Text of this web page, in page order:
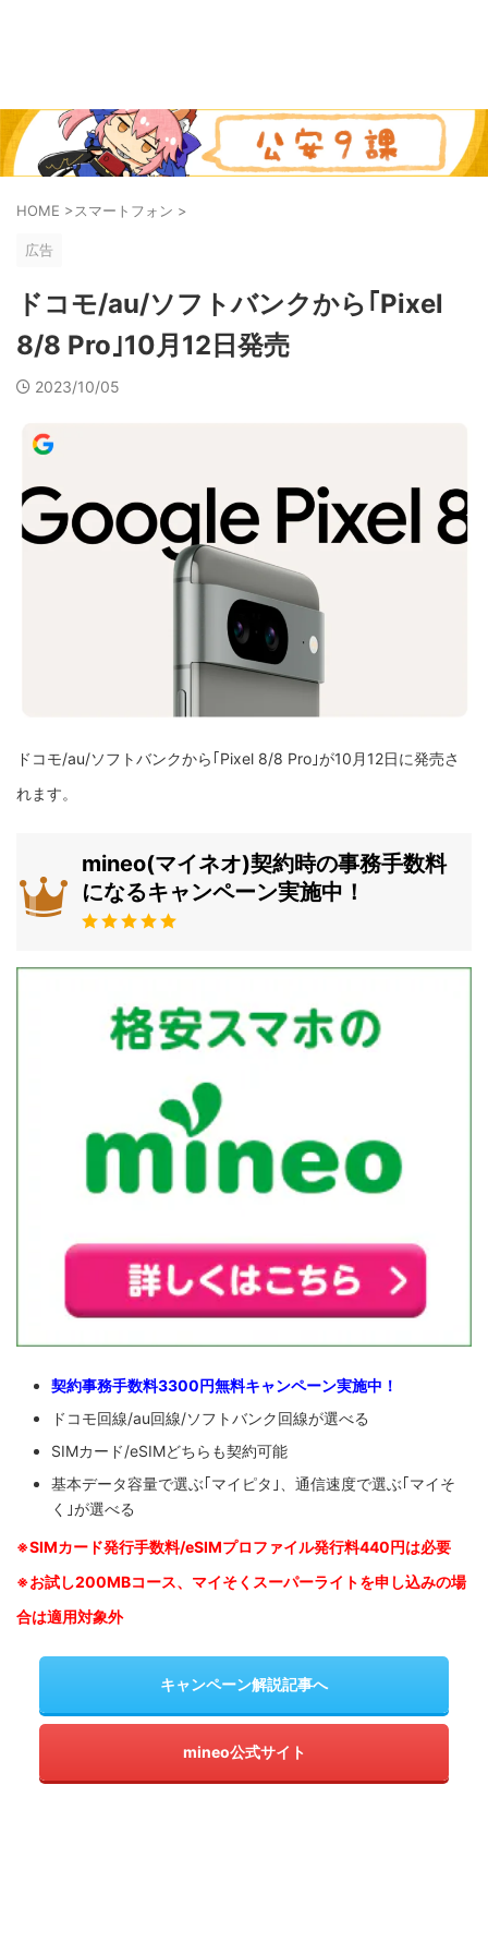
HOME >スマートフォン >
広告
ドコモ/au/ソフトバンクから｢Pixel
8/8 Pro｣10月12日発売
2023/10/05
ドコモ/au/ソフトバンクから｢Pixel 8/8 Pro｣が10月12日に発売さ
れます。
mineo(マイネオ)契約時の事務手数料
になるキャンペーン実施中！
契約事務手数料3300円無料キャンペーン実施中！
ドコモ回線/au回線/ソフトバンク回線が選べる
SIMカード/eSIMどちらも契約可能
基本データ容量で選ぶ｢マイピタ｣、通信速度で選ぶ｢マイそ
く｣が選べる
※SIMカード発行手数料/eSIMプロファイル発行料440円は必要
※お試し200MBコース、マイそくスーパーライトを申し込みの場
合は適用対象外
キャンペーン解説記事へ
mineo公式サイト